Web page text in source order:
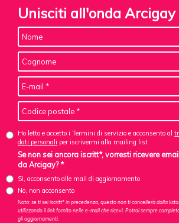
Unisciti all'onda Arcigay
Ho letto e accetto i Termini di servizio e acconsento al
dati personali per iscrivermi alla mailing list
Se non sei ancora iscritt*, vorresti ricevere
da Arcigay? *
Sì, acconsento alle mail di aggiornamento
No, non acconsento
Nota: se ti sei iscritt* in precedenza, questo non ti cancellerà dalla
utilizzando il link fornito nelle e-mail che ricevi. Potrai sempre
gli aggiornamenti.